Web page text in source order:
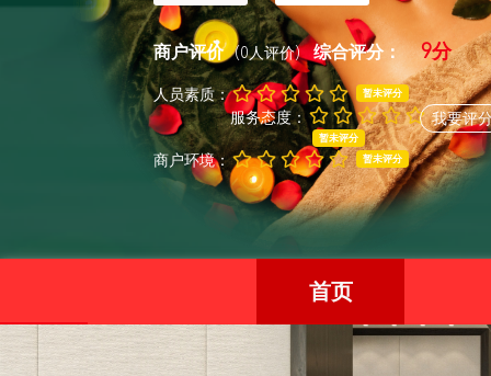
商户评价 (0人评价)综合评分： 9分
人员素质： 暂未评分
服务态度：
暂未评分
商户环境： 暂未评分
我要评
首页